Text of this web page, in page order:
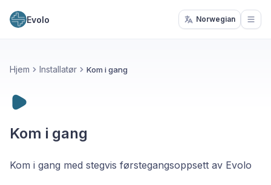
Evolo Norwegian
Hjem Installatør Kom i gang
Kom i gang
Kom i gang med stegvis førstegangsoppsett av Evolo